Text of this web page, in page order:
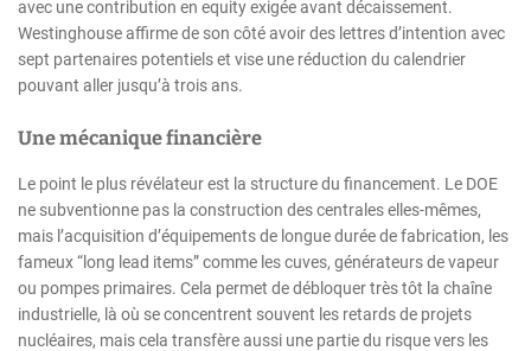
avec une contribution en equity exigée avant décaissement.
Westinghouse affirme de son côté avoir des lettres d’intention avec
sept partenaires potentiels et vise une réduction du calendrier
pouvant aller jusqu’à trois ans.
Une mécanique financière
Le point le plus révélateur est la structure du financement. Le DOE
ne subventionne pas la construction des centrales elles-mêmes,
mais l’acquisition d’équipements de longue durée de fabrication, les
fameux “long lead items” comme les cuves, générateurs de vapeur
ou pompes primaires. Cela permet de débloquer très tôt la chaîne
industrielle, là où se concentrent souvent les retards de projets
nucléaires, mais cela transfère aussi une partie du risque vers les